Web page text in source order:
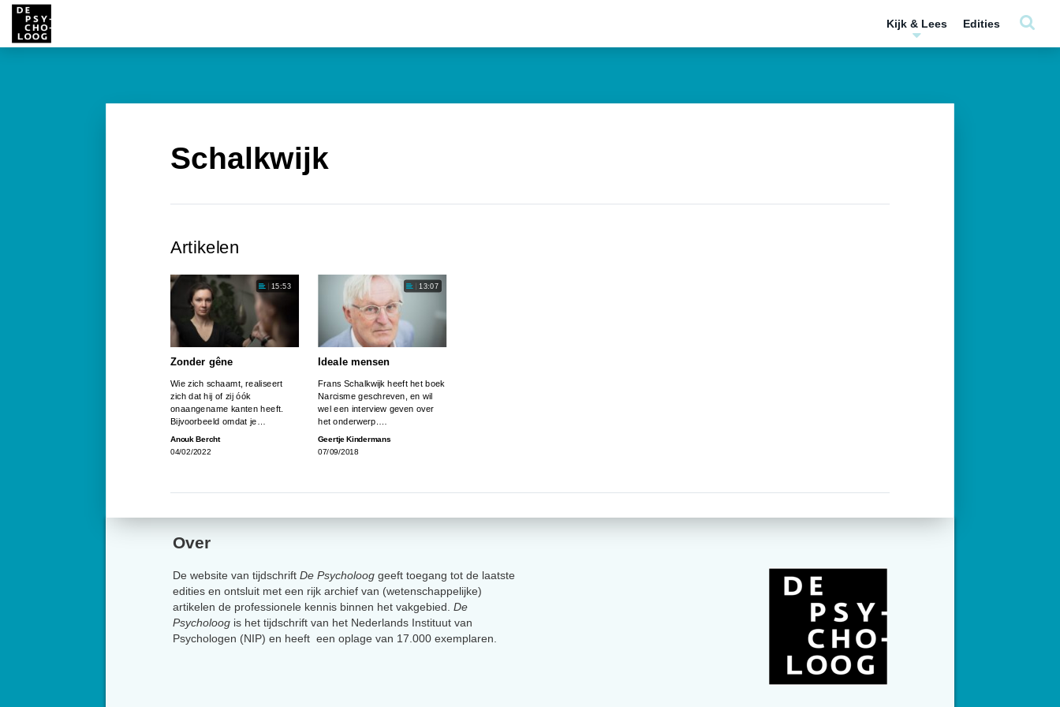
Kijk & Lees Edities
Schalkwijk
Artikelen
15:53
Zonder gêne
Wie zich schaamt, realiseert
zich dat hij of zij óók
onaangename kanten heeft.
Bijvoorbeeld omdat je…
Anouk Bercht
04/02/2022
13:07
Ideale mensen
Frans Schalkwijk heeft het boek
Narcisme geschreven, en wil
wel een interview geven over
het onderwerp.…
Geertje Kindermans
07/09/2018
Over
De website van tijdschrift De Psycholoog geeft toegang tot de laatste
edities en ontsluit met een rijk archief van (wetenschappelijke)
artikelen de professionele kennis binnen het vakgebied. De
Psycholoog is het tijdschrift van het Nederlands Instituut van
Psychologen (NIP) en heeft een oplage van 17.000 exemplaren.